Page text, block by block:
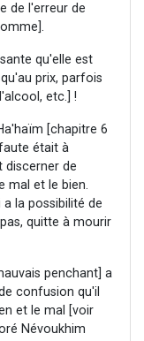
de l'erreur de
qu'elle est
prix, parfois
etc.] !
[chapitre 6
était à
discerner de
mal et le bien.
la possibilité de
quitte à mourir
penchant] a
confusion qu'il
et le mal [voir
Névoukhim